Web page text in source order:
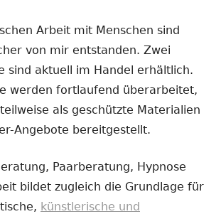
Arbeit mit Menschen sind
von mir entstanden. Zwei
sind aktuell im Handel erhältlich.
werden fortlaufend überarbeitet,
als geschützte Materialien
Angebote bereitgestellt.
Paarberatung, Hypnose
bildet zugleich die Grundlage für
künstlerische und